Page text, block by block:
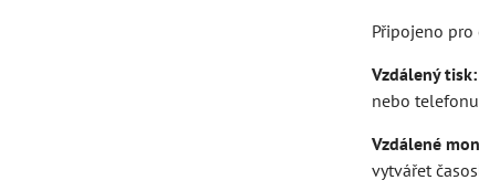
Připojeno pro
Vzdálený
nebo
Vzdálené
vytvářet